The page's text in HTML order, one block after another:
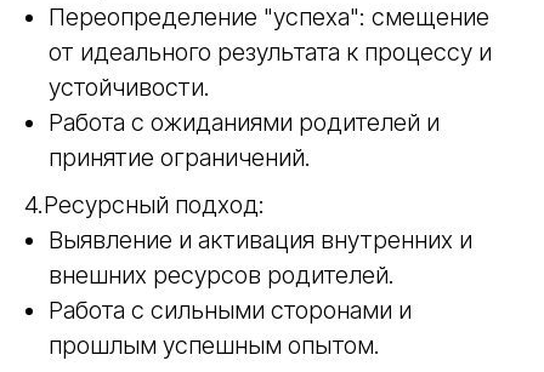
Переопределение "успеха": смещение
от идеального результата к процессу и
устойчивости.
Работа с ожиданиями родителей и
принятие ограничений.
4.Ресурсный подход:
Выявление и активация внутренних и
внешних ресурсов родителей.
Работа с сильными сторонами и
прошлым успешным опытом.